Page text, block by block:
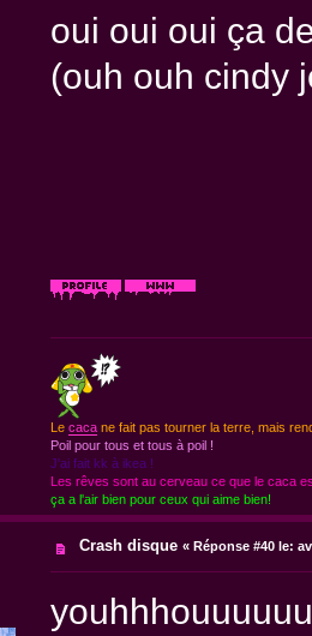
oui oui oui ça
(ouh ouh cindy
Le cacane fait pas tourner la terre, mais
Poil pour tous et tous à poil !
J'ai fait kk à ikea !
Les rêves sont au cerveau ce que le caca
ça a l'air bien pour ceux qui aime bien!
Crash disque «Réponse #40 le: